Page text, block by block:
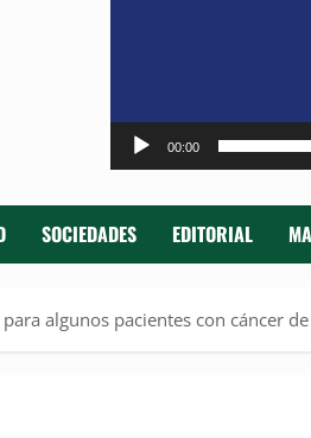
00:00
SOCIEDADES EDITORIAL
algunos pacientes con cáncer